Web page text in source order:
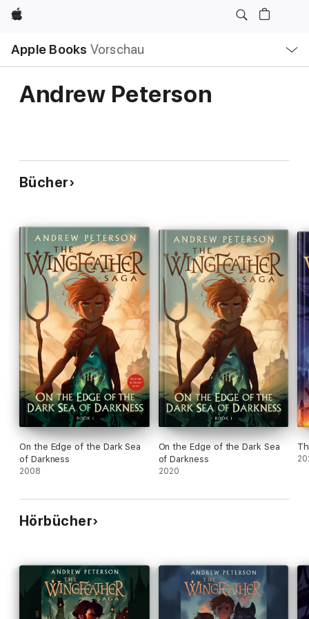
Apple
Apple Books Vorschau
Navigation
Menü
öffnen
Andrew Peterson
Bücher
On the Edge of the Dark Sea
of Darkness
2008
On the Edge of the Dark Sea
of Darkness
2020
Hörbücher